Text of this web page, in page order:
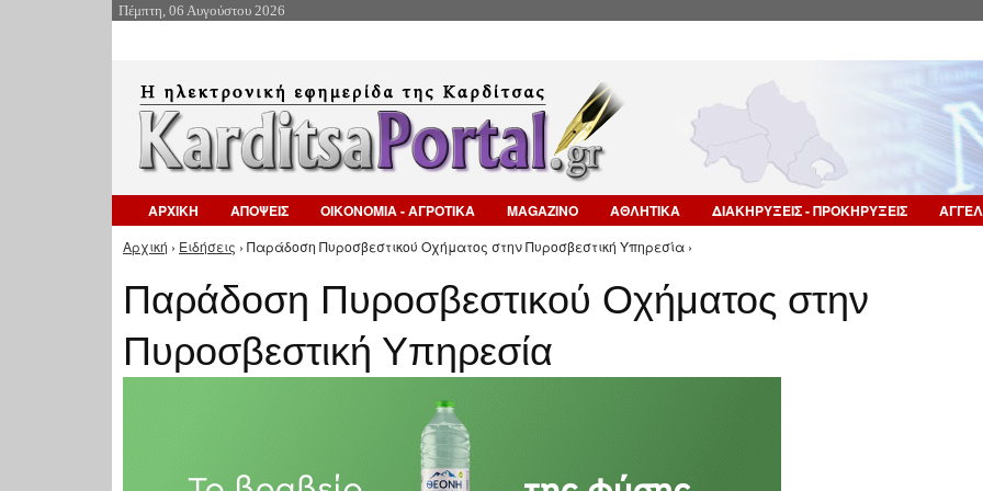
Πέμπτη, 06 Αυγούστου 2026
ΑΡΧΙΚΗ ΑΠΟΨΕΙΣ ΟΙΚΟΝΟΜΙΑ - ΑΓΡΟΤΙΚΑ MAGAZINO ΑΘΛΗΤΙΚΑ ΔΙΑΚΗΡΥΞΕΙΣ - ΠΡΟΚΗΡΥΞΕΙΣ
Είστε εδώ
Αρχική › Ειδήσεις › Παράδοση Πυροσβεστικού Οχήματος στην Πυροσβεστική Υπηρεσία ›
Παράδοση Πυροσβεστικού Οχήματος στην
Πυροσβεστική Υπηρεσία